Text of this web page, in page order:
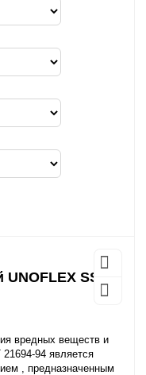
SSM-
вредных веществ и
94 является
, предназначенным